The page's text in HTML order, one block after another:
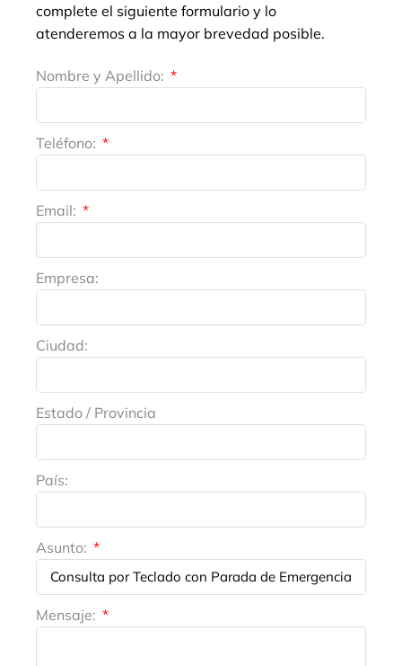
complete el siguiente formulario y lo
atenderemos a la mayor brevedad posible.
Nombre y Apellido:
Teléfono:
Email:
Empresa:
Ciudad:
Estado / Provincia
País:
Asunto:
Mensaje: